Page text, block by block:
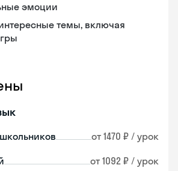
эмоции
темы, включая
от 1470 ₽ / урок
от 1092 ₽ / урок